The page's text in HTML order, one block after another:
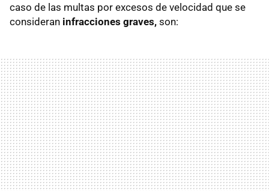
caso de las multas por excesos de velocidad que se
consideran infracciones graves, son: